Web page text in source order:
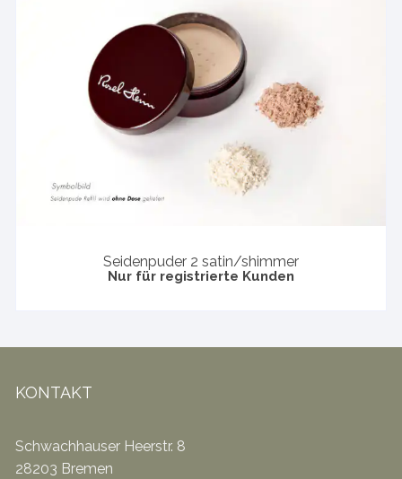
Seidenpuder 2 satin/shimmer
Nur für registrierte Kunden
KONTAKT
Schwachhauser Heerstr. 8
28203 Bremen